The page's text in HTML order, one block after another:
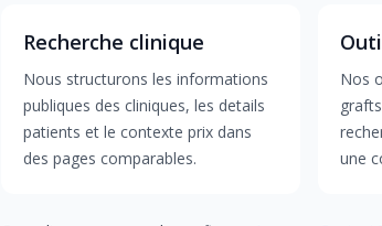
Recherche clinique
Nous structurons les informations
publiques des cliniques, les details
patients et le contexte prix dans
des pages comparables.
Nos
une